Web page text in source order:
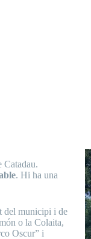
Catadau.
. Hi ha una
del municipi i de
o la Colaita,
Oscur” i